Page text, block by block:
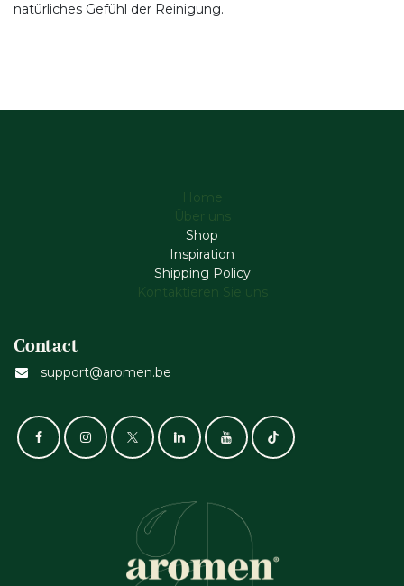
natürliches Gefühl der Reinigung.
Home
Über uns
Shop
Inspiration
Shipping Policy
Kontaktieren Sie uns
Contact
support@aromen.be